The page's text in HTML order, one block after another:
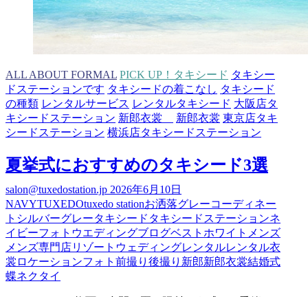
ALL ABOUT FORMAL PICK UP！タキシード タキシー
ドステーションです タキシードの着こなし タキシード
の種類 レンタルサービス レンタルタキシード 大阪店タ
キシードステーション 新郎衣裳 新郎衣裳 東京店タキ
シードステーション 横浜店タキシードステーション
夏挙式におすすめのタキシード3選
salon@tuxedostation.jp 2026年6月10日
NAVYTUXEDOtuxedo stationお洒落グレーコーディネー
ト シルバーグレータキシード タキシードステーションネ
イビーフォトウエディングブログベスト ホワイト メンズ
メンズ専門店リゾートウェディングレンタルレンタル衣
裳 ロケーションフォト 前撮り 後撮り 新郎新郎衣裳結婚式
蝶ネクタイ